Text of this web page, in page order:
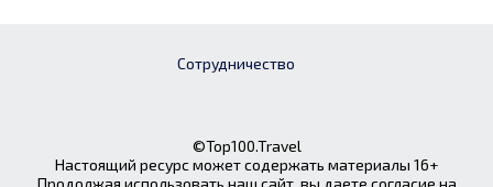
Сотрудничество
©Top100.Travel
Настоящий ресурс может содержать материалы 16+
Продолжая использовать наш сайт, вы даете согласие на